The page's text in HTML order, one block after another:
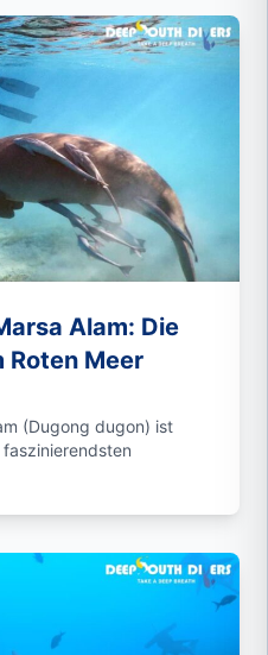
Alam: Die
Roten Meer
(Dugong dugon) ist